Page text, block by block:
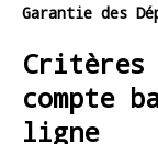
Garantie des
Critères
compte
ligne